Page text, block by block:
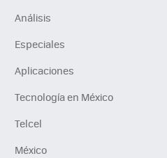
Análisis
Especiales
Aplicaciones
Tecnología en México
Telcel
México